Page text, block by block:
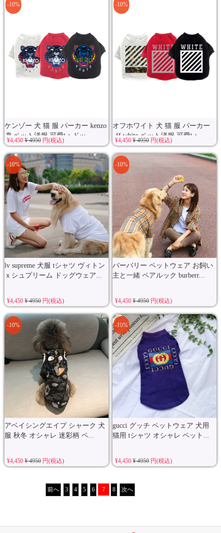
ケンゾー 犬 猫 服 パーカー kenzo
虎 ペット洋服 可愛い ドッ...
-10%
¥4,450 ¥ 4950円(税込)
オフホワイト 犬 猫 服 パーカー
off white ペット洋服 可愛い ...
-10%
¥4,450¥ 4950円(税込)
lv supreme 犬服 tシャツ ヴィトン
ｘシュプリーム ドッグウェア...
-10%
¥4,450 ¥ 4950円(税込)
バーバリー ペットウェア お飼い
主と一緒 ペアルック burberr...
-10%
¥4,450¥ 4950円(税込)
アベイシングエイプ シャーク 犬
服 秋冬 オシャレ 迷彩柄 ペ...
-10%
¥4,450 ¥ 4950円(税込)
gucci グッチ ペットウェア 犬用
猫用 tシャツ オシャレ ペット...
-10%
¥4,450¥ 4950円(税込)
前へ 3 4 5 6 7 8 次へ